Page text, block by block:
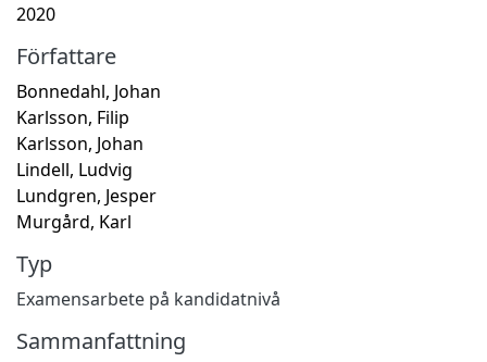
2020
Författare
Bonnedahl, Johan
Karlsson, Filip
Karlsson, Johan
Lindell, Ludvig
Lundgren, Jesper
Murgård, Karl
Typ
Examensarbete på kandidatnivå
Sammanfattning